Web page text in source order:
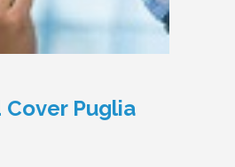
Puglia